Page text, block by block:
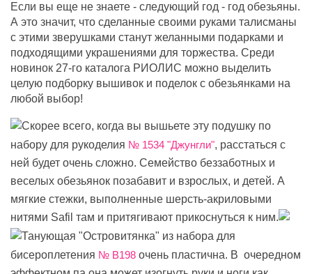
Если вы еще не знаете - следующий год - год обезьяны.
А это значит, что сделанные своими руками талисманы
с этими зверушками станут желанными подарками и
подходящими украшениями для торжества. Среди
новинок 27-го каталога РИОЛИС можно выделить
целую подборку вышивок и поделок с обезьянками на
любой выбор!
Скорее всего, когда вы вышьете эту подушку по
набору для рукоделия № 1534 "Джунгли", расстаться с
ней будет очень сложно. Семейство беззаботных и
веселых обезьянок позабавит и взрослых, и детей. А
мягкие стежки, выполненные шерсть-акриловыми
нитями Safil там и притягивают прикоснуться к ним.
Танующая "Островитянка" из набора для
бисероплетения № В198 очень пластична. В очередном